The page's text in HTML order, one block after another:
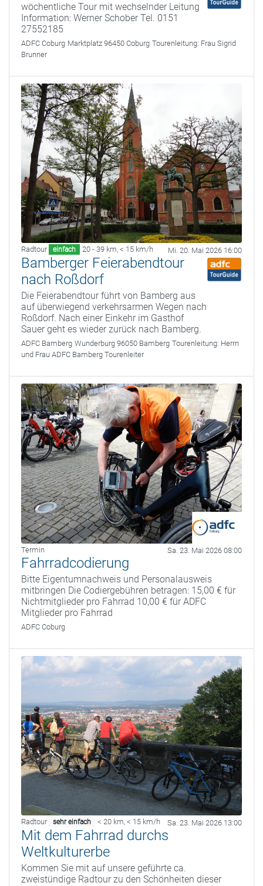
wöchentliche Tour mit wechselnder Leitung
Information: Werner Schober Tel. 0151
27552185
ADFC Coburg Marktplatz 96450 Coburg Tourenleitung: Frau Sigrid
Brunner
Radtour einfach 20 - 39 km, < 15 km/h Mi. 20. Mai 2026 16:00
Bamberger Feierabendtour
nach Roßdorf
Die Feierabendtour führt von Bamberg aus
auf überwiegend verkehrsarmen Wegen nach
Roßdorf. Nach einer Einkehr im Gasthof
Sauer geht es wieder zurück nach Bamberg.
ADFC Bamberg Wunderburg 96050 Bamberg Tourenleitung: Herrn
und Frau ADFC Bamberg Tourenleiter
Termin Sa. 23. Mai 2026 08:00
Fahrradcodierung
Bitte Eigentumnachweis und Personalausweis
mitbringen Die Codiergebühren betragen: 15,00 € für
Nichtmitglieder pro Fahrrad 10,00 € für ADFC
Mitglieder pro Fahrrad
ADFC Coburg
Radtour sehr einfach < 20 km, < 15 km/h Sa. 23. Mai 2026 13:00
Mit dem Fahrrad durchs
Weltkulturerbe
Kommen Sie mit auf unsere geführte ca.
zweistündige Radtour zu den Schönheiten dieser